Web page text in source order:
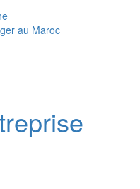
au Maroc